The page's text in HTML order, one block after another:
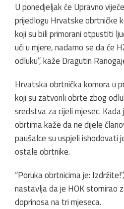
U ponedjeljak će Upravno
prijedlogu Hrvatske obrtničke
koji su bili primorani otpustiti
ući u mjere, nadamo se da će
odluku”, kaže Dragutin
Hrvatska obrtnička komora u
koji su zatvorili obrte zbog
sredstva za cijeli mjesec. Kada
obrtima kaže da ne dijele
paušalce su uspjeli ishodovati
ostale obrtnike.
“Poruka obrtnicima je:
nastavlja da je HOK stornirao
doprinosa na tri mjeseca.